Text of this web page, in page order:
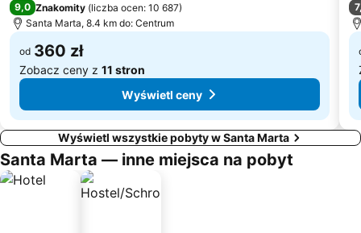
9,0 Znakomity (liczba ocen: 10 687)
Santa Marta, 8.4 km do: Centrum
od 360 zł
Zobacz ceny z 11 stron
Wyświetl ceny
Wyświetl wszystkie pobyty w Santa Marta
Santa Marta — inne miejsca na pobyt